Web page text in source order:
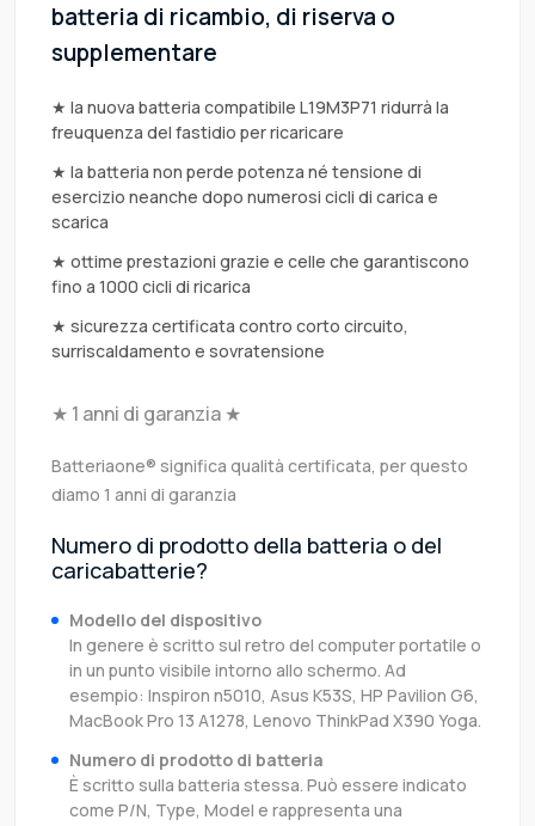
batteria di ricambio, di riserva o
supplementare
★ la nuova batteria compatibile L19M3P71 ridurrà la
freuquenza del fastidio per ricaricare
★ la batteria non perde potenza né tensione di
esercizio neanche dopo numerosi cicli di carica e
scarica
★ ottime prestazioni grazie e celle che garantiscono
fino a 1000 cicli di ricarica
★ sicurezza certificata contro corto circuito,
surriscaldamento e sovratensione
★ 1 anni di garanzia ★
Batteriaone® significa qualità certificata, per questo
diamo 1 anni di garanzia
Numero di prodotto della batteria o del
caricabatterie?
Modello del dispositivo
In genere è scritto sul retro del computer portatile o
in un punto visibile intorno allo schermo. Ad
esempio: Inspiron n5010, Asus K53S, HP Pavilion G6,
MacBook Pro 13 A1278, Lenovo ThinkPad X390 Yoga.
Numero di prodotto di batteria
È scritto sulla batteria stessa. Può essere indicato
come P/N, Type, Model e rappresenta una